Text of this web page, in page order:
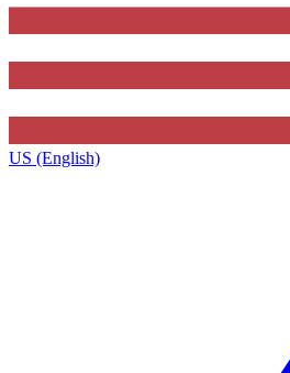
US (English)